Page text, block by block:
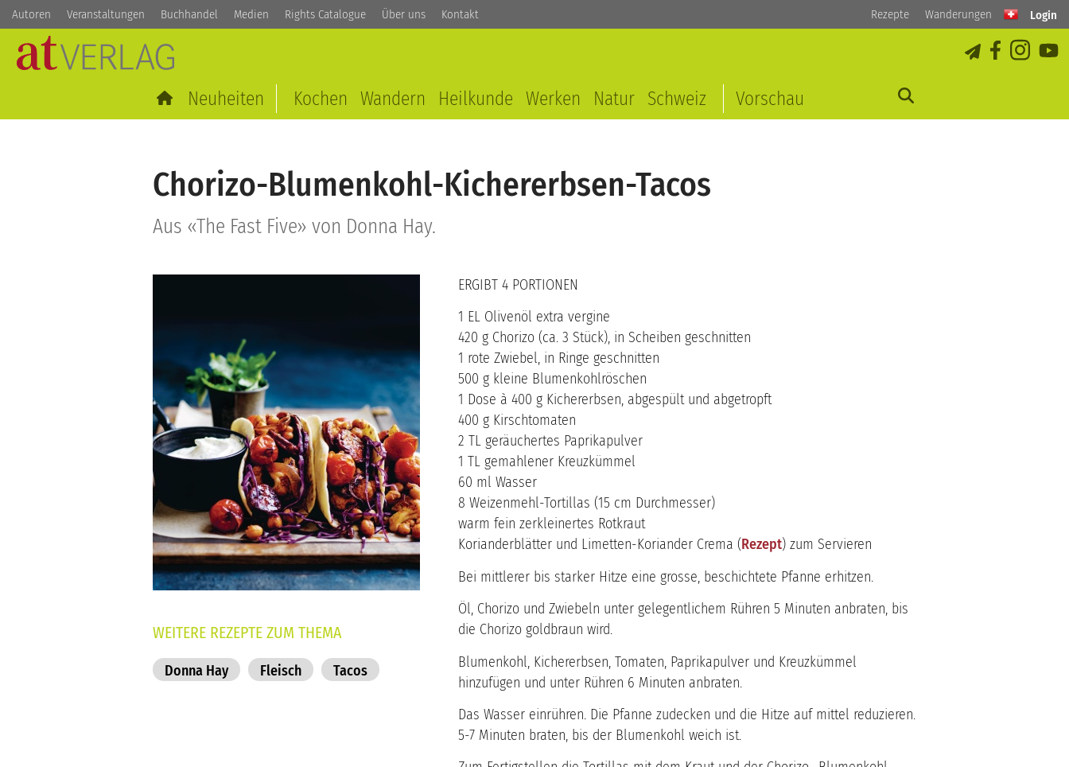
Autoren Veranstaltungen Buchhandel Medien Rights Catalogue Über uns Kontakt Rezepte Wanderungen Login
Neuheiten Kochen Wandern Heilkunde Werken Natur Schweiz Vorschau
Chorizo-Blumenkohl-Kichererbsen-Tacos
Aus «The Fast Five» von Donna Hay.
WEITERE REZEPTE ZUM THEMA
Donna Hay Fleisch Tacos
ERGIBT 4 PORTIONEN
1 EL Olivenöl extra vergine
420 g Chorizo (ca. 3 Stück), in Scheiben geschnitten
1 rote Zwiebel, in Ringe geschnitten
500 g kleine Blumenkohlröschen
1 Dose à 400 g Kichererbsen, abgespült und abgetropft
400 g Kirschtomaten
2 TL geräuchertes Paprikapulver
1 TL gemahlener Kreuzkümmel
60 ml Wasser
8 Weizenmehl-Tortillas (15 cm Durchmesser)
warm fein zerkleinertes Rotkraut
Korianderblätter und Limetten-Koriander Crema (Rezept) zum Servieren
Bei mittlerer bis starker Hitze eine grosse, beschichtete Pfanne erhitzen.
Öl, Chorizo und Zwiebeln unter gelegentlichem Rühren 5 Minuten anbraten, bis
die Chorizo goldbraun wird.
Blumenkohl, Kichererbsen, Tomaten, Paprikapulver und Kreuzkümmel
hinzufügen und unter Rühren 6 Minuten anbraten.
Das Wasser einrühren. Die Pfanne zudecken und die Hitze auf mittel reduzieren.
5-7 Minuten braten, bis der Blumenkohl weich ist.